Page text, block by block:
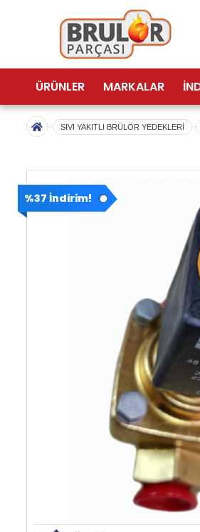
ÜRÜNLER MARKALAR
SIVI YAKITLI BRÜLÖR YEDEKLERİ
%37 İndirim!